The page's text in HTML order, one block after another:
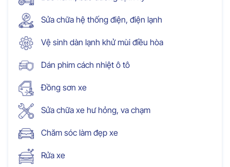
Sửa chữa hệ thống điện, điện lạnh
Vệ sinh dàn lạnh khử mùi điều hòa
Dán phim cách nhiệt ô tô
Đồng sơn xe
Sửa chữa xe hư hỏng, va chạm
Chăm sóc làm đẹp xe
Rửa xe